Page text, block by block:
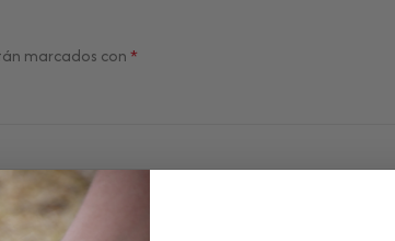
marcados con*